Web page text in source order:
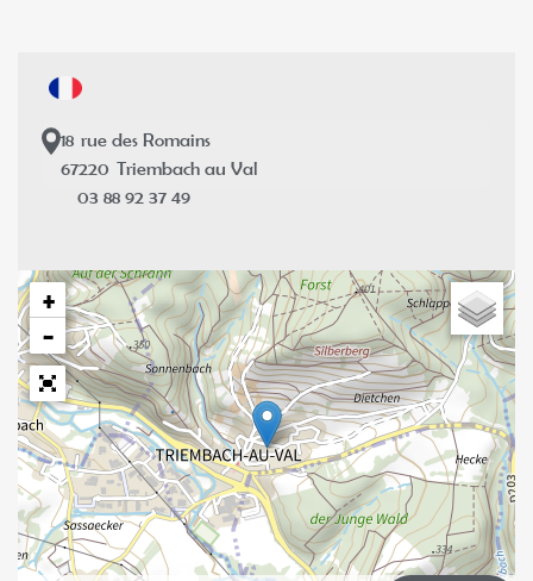
18 rue des Romains
67220 Triembach au Val
03 88 92 37 49
+
−